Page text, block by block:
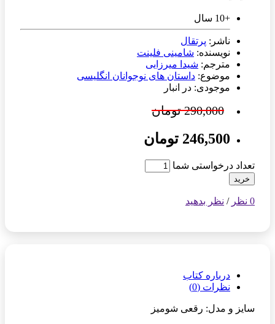
+10 سال
ناشر: پرتقال
نویسنده: شامینی فلینت
مترجم: شیدا میرزایی
موضوع: داستان های نوجوانان انگلیسی
موجودی: در انبار
290,000 تومان
246,500 تومان
تعداد درخواستی شما
خرید
0 نظر / نظر بدهید
درباره کتاب
نظرات (0)
سایز و مدل: رقعی شومیز